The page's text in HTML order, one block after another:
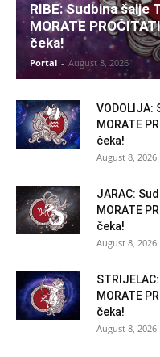
RIBE: Sudbina šalje
MORATE
čeka!
Portal - August 8, 2026
VODOLIJA:
MORATE
čeka!
August 8, 2026
JARAC:
MORATE
čeka!
August 8, 2026
MORATE
čeka!
August 8, 2026